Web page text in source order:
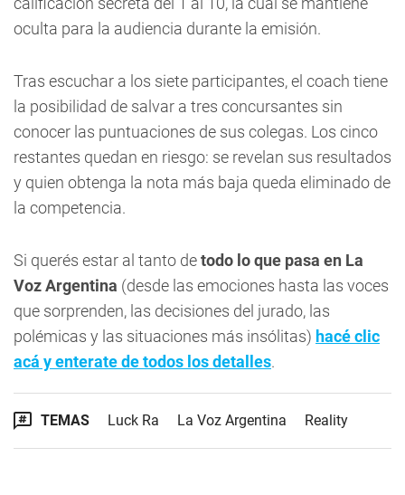
oculta para la audiencia durante la emisión.
Tras escuchar a los siete participantes, el coach tiene
la posibilidad de salvar a tres concursantes sin
conocer las puntuaciones de sus colegas. Los cinco
restantes quedan en riesgo: se revelan sus resultados
y quien obtenga la nota más baja queda eliminado de
la competencia.
Si querés estar al tanto detodo lo que pasa en La
Voz Argentina (desde las emociones hasta las voces
que sorprenden, las decisiones del jurado, las
polémicas y las situaciones más insólitas) hacé clic
acá y enterate de todos los detalles.
TEMAS Luck Ra La Voz Argentina Reality